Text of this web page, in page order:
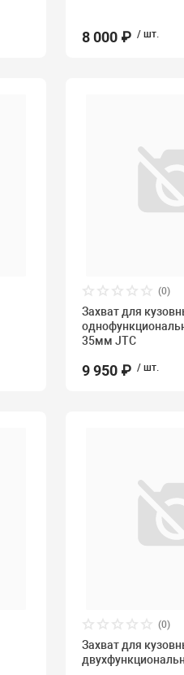
8 000 ₽ / шт.
(0)
Захват для
35мм JTC
9 950 ₽ / шт.
(0)
Захват для